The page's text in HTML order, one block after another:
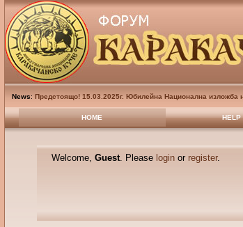
News: Предстоящо! 15.03.2025г. Юбилейна Национална изложба
HOME HELP
Welcome,Guest. Please login or register.